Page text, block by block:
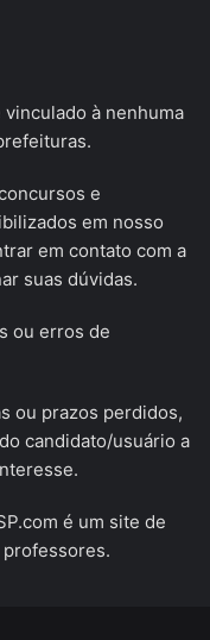
vinculado à nenhuma
e
em nosso
em contato com a
suas dúvidas.
ou erros de
ou prazos perdidos,
candidato/usuário a
é um site de